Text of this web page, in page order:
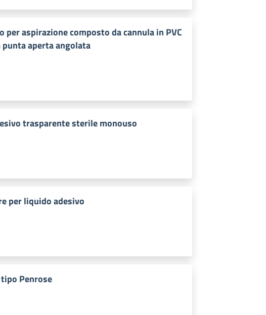
aspirazione composto da cannula in PVC
aperta angolata
trasparente sterile monouso
per liquido adesivo
tipo Penrose